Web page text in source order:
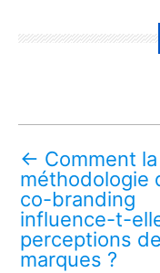
← Comment la
méthodologie
co-branding
influence-t-
perceptions
marques ?